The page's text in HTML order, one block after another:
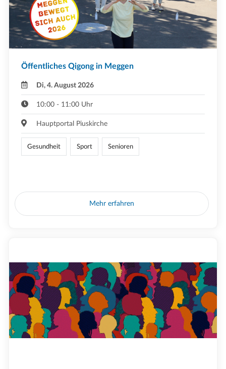
Öffentliches Qigong in Meggen
Di, 4. August 2026
10:00 - 11:00 Uhr
Hauptportal Piuskirche
Gesundheit Sport Senioren
Mehr erfahren